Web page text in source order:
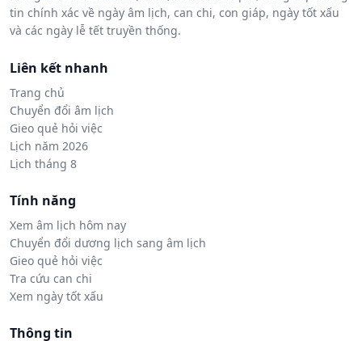
tin chính xác về ngày âm lịch, can chi, con giáp, ngày tốt xấu
và các ngày lễ tết truyền thống.
Liên kết nhanh
Trang chủ
Chuyển đổi âm lịch
Gieo quẻ hỏi việc
Lịch năm 2026
Lịch tháng 8
Tính năng
Xem âm lịch hôm nay
Chuyển đổi dương lịch sang âm lịch
Gieo quẻ hỏi việc
Tra cứu can chi
Xem ngày tốt xấu
Thông tin